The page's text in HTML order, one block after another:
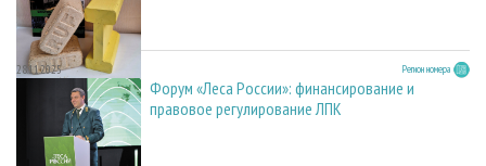
28.11.2025 Регион номера
Форум «Леса России»: финансирование и
правовое регулирование ЛПК